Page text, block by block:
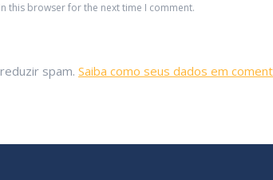
this browser for the next time I comment.
spam. Saiba como seus dados em